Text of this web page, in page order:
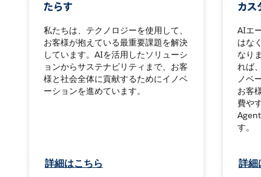
たらす
私たちは、テクノロジーを使用して、
お客様が抱えている最重要課題を解決
しています。AIを活用したソリューシ
ョンからサステナビリティまで、お客
様と社会全体に貢献するためにイノベ
ーションを進めています。
詳細はこちら
カス
AIエ
はな
なり
れば
ノベ
お客
費や
す。
詳細